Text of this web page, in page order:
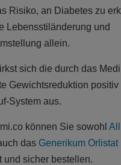
Risiko, an Diabetes zu
Lebensstiländerung und
allein.
sich die durch das
Gewichtsreduktion positiv
System aus.
können Sie sowohl
das Generikum Orlistat
und sicher bestellen.